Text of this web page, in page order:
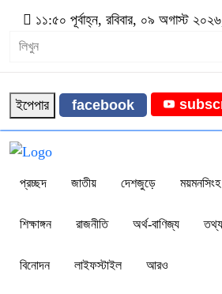
১১:৫০ পূর্বাহ্ন, রবিবার, ০৯ অগাস্ট
ইপেপার facebook
প্রচ্ছদ জাতীয় দেশজুড়ে ময়মনসিংহ
শিক্ষাঙ্গন রাজনীতি অর্থ-বাণিজ্য
বিনোদন লাইফস্টাইল আরও